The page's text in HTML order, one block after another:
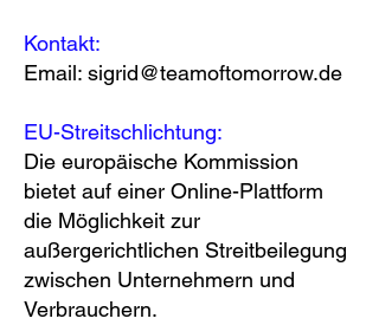
Kontakt:
Email: sigrid@teamoftomorrow.de
EU-Streitschlichtung:
Die europäische Kommission
bietet auf einer Online-Plattform
die Möglichkeit zur
außergerichtlichen Streitbeilegung
zwischen Unternehmern und
Verbrauchern.